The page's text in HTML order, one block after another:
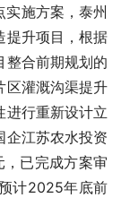
施方案，泰州
提升项目，根据
整合前期规划的
区灌溉沟渠提升
进行重新设计立
企江苏农水投资
已完成方案审
计2025年底前